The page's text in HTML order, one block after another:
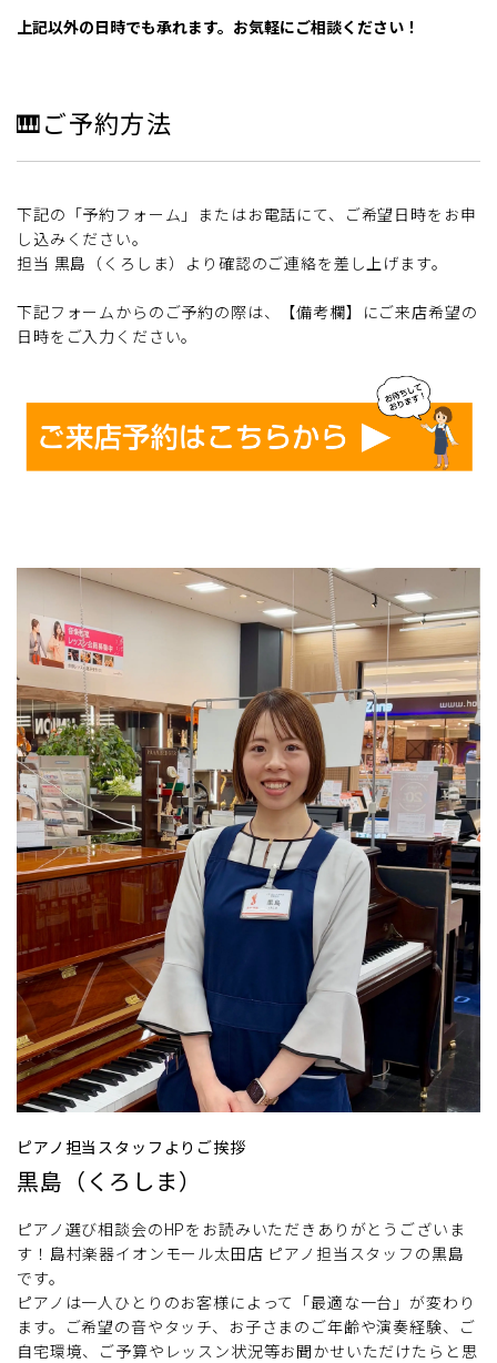
上記以外の日時でも承れます。お気軽にご相談ください！
🎹ご予約方法
下記の「予約フォーム」またはお電話にて、ご希望日時をお申
し込みください。
担当 黒島（くろしま）より確認のご連絡を差し上げます。
下記フォームからのご予約の際は、【備考欄】にご来店希望の
日時をご入力ください。
ピアノ担当スタッフよりご挨拶
黒島（くろしま）
ピアノ選び相談会のHPをお読みいただきありがとうございま
す！島村楽器イオンモール太田店 ピアノ担当スタッフの黒島
です。
ピアノは一人ひとりのお客様によって「最適な一台」が変わり
ます。ご希望の音やタッチ、お子さまのご年齢や演奏経験、ご
自宅環境、ご予算やレッスン状況等お聞かせいただけたらと思